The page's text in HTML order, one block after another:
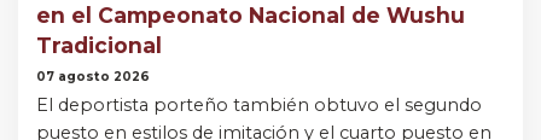
en el Campeonato Nacional de Wushu
Tradicional
07 agosto 2026
El deportista porteño también obtuvo el segundo
puesto en estilos de imitación y el cuarto puesto en